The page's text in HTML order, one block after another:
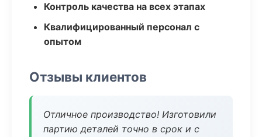
Контроль качества на всех этапах
Квалифицированный персонал с
опытом
Отзывы клиентов
Отличное производство! Изготовили
партию деталей точно в срок и с